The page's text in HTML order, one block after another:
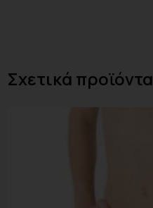
Σχετικά προϊόντα